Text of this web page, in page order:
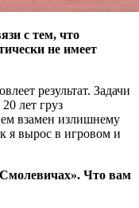
с тем, что
не имеет
результат. Задачи
лет груз
взамен излишнему
я вырос в игровом и
Что вам